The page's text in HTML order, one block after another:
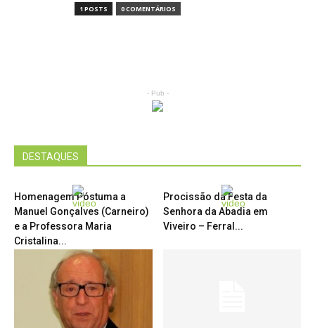
1 POSTS 0 COMENTÁRIOS
- Pub -
DESTAQUES
Homenagem Póstuma a
Manuel Gonçalves (Carneiro)
e a Professora Maria
Cristalina...
Procissão da Festa da
Senhora da Abadia em
Viveiro – Ferral...